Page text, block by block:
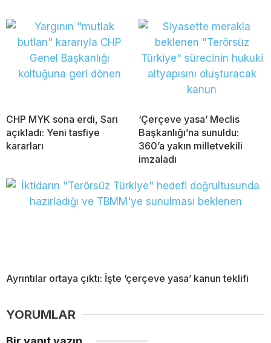
CHP MYK sona erdi, Sarı
açıkladı: Yeni tasfiye
kararları
‘Çerçeve yasa’ Meclis
Başkanlığı’na sunuldu:
360’a yakın milletvekili
imzaladı
Ayrıntılar ortaya çıktı: İşte ‘çerçeve yasa’ kanun teklifi
YORUMLAR